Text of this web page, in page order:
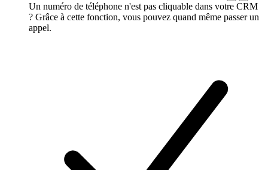
Un numéro de téléphone n'est pas cliquable dans votre CRM
? Grâce à cette fonction, vous pouvez quand même passer un
appel.